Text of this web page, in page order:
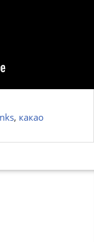
, какао